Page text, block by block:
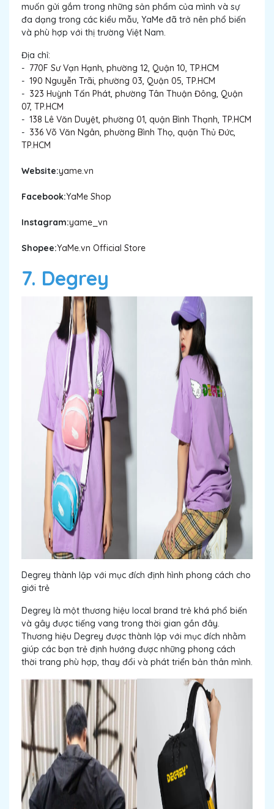
muốn gửi gắm trong những sản phẩm của mình và sự
đa dạng trong các kiểu mẫu, YaMe đã trở nên phổ biến
và phù hợp với thị trường Việt Nam.
Địa chỉ:
- 770F Sư Vạn Hạnh, phường 12, Quận 10, TP.HCM
- 190 Nguyễn Trãi, phường 03, Quận 05, TP.HCM
- 323 Huỳnh Tấn Phát, phường Tân Thuận Đông, Quận
07, TP.HCM
- 138 Lê Văn Duyệt, phường 01, quận Bình Thạnh, TP.HCM
- 336 Võ Văn Ngân, phường Bình Thọ, quận Thủ Đức,
TP.HCM
Website:yame.vn
Facebook:YaMe Shop
Instagram:yame_vn
Shopee:YaMe.vn Official Store
7. Degrey
Degrey thành lập với mục đích định hình phong cách cho
giới trẻ
Degrey là một thương hiệu local brand trẻ khá phổ biến
và gây được tiếng vang trong thời gian gần đây.
Thương hiệu Degrey được thành lập với mục đích nhằm
giúp các bạn trẻ định hướng được những phong cách
thời trang phù hợp, thay đổi và phát triển bản thân mình.